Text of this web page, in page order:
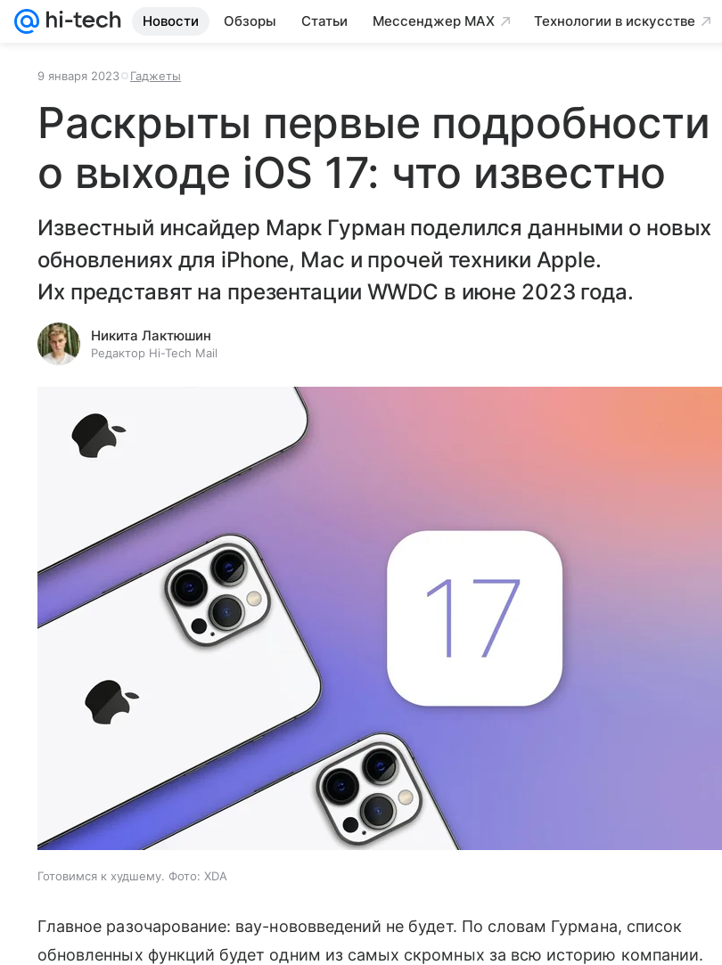
Новости Обзоры Статьи Мессенджер MAX Технологии в искусстве
9 января 2023 Гаджеты
Раскрыты первые подробности
о выходе iOS 17: что известно
Известный инсайдер Марк Гурман поделился данными о новых
обновлениях для iPhone, Mac и прочей техники Apple.
Их представят на презентации WWDC в июне 2023 года.
Никита Лактюшин
Редактор Hi-Tech Mail
Готовимся к худшему. Фото: XDA
Главное разочарование: вау-нововведений не будет. По словам Гурмана, список
обновленных функций будет одним из самых скромных за всю историю компании.